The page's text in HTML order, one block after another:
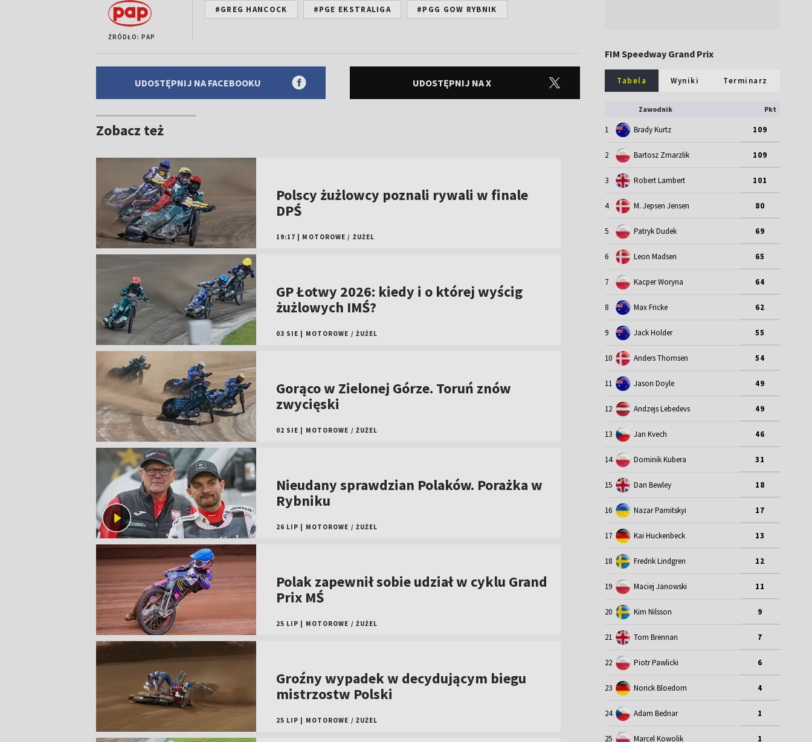
ŹRÓDŁO: PAP
#GREG HANCOCK #PGE EKSTRALIGA #PGG GOW RYBNIK
UDOSTĘPNIJ NA FACEBOOKU UDOSTĘPNIJ NA X
Zobacz też
Polscy żużlowcy poznali rywali w finale
DPŚ
19:17 MOTOROWE / ŻUŻEL
GP Łotwy 2026: kiedy i o której wyścig
żużlowych IMŚ?
03 SIE MOTOROWE / ŻUŻEL
Gorąco w Zielonej Górze. Toruń znów
zwycięski
02 SIE MOTOROWE / ŻUŻEL
Nieudany sprawdzian Polaków. Porażka w
Rybniku
26 LIP MOTOROWE / ŻUŻEL
Polak zapewnił sobie udział w cyklu Grand
Prix MŚ
25 LIP MOTOROWE / ŻUŻEL
Groźny wypadek w decydującym biegu
mistrzostw Polski
25 LIP MOTOROWE / ŻUŻEL
FIM Speedway Grand Prix
Tabela Wyniki Terminarz
Zawodnik Pkt
1 Brady Kurtz 109
2 Bartosz Zmarzlik 109
3 Robert Lambert 101
4 M. Jepsen Jensen 80
5 Patryk Dudek 69
6 Leon Madsen 65
7 Kacper Woryna 64
8 Max Fricke 62
9 Jack Holder 55
10 Anders Thomsen 54
11 Jason Doyle 49
12 Andzejs Lebedevs 49
13 Jan Kvech 46
14 Dominik Kubera 31
15 Dan Bewley 18
16 Nazar Parnitskyi 17
17 Kai Huckenbeck 13
18 Fredrik Lindgren 12
19 Maciej Janowski 11
20 Kim Nilsson 9
21 Tom Brennan 7
22 Piotr Pawlicki 6
23 Norick Bloedorn 4
24 Adam Bednar 1
25 Marcel Kowolik 1